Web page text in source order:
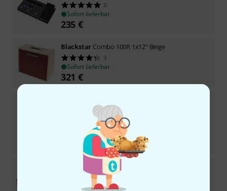
2
Sofort lieferbar
235 €
Blackstar Combo 100R 1x12" Beige
3
Sofort lieferbar
321 €
1
Sofort lieferbar
UVP: 229 €
Dept. 10 Amped 2
18
Sofort lieferbar